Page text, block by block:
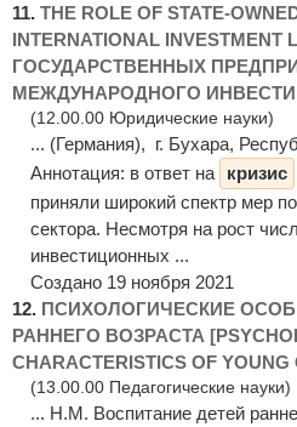
11. THE ROLE OF STATE-
INTERNATIONAL
ГОСУДАРСТВЕННЫХ
МЕЖДУНАРОДНОГО
(12.00.00 Юридические науки)
... (Германия), г. Бухара,
Аннотация: в ответ на
кризис
приняли широкий спектр мер
сектора. Несмотря на рост
инвестиционных ...
Создано 19 ноября 2021
12. ПСИХОЛОГИЧЕСКИЕ
РАННЕГО ВОЗРАСТА
CHARACTERISTICS OF YOUNG
(13.00.00 Педагогические науки)
... Н.М. Воспитание детей